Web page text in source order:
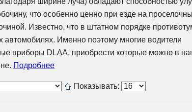
что особенно ценно при езде на
Известно, что в штатном порядке
Именно поэтому многие водители
приборы DLAA, приобрести которые можно в
Подробнее
Показывать: